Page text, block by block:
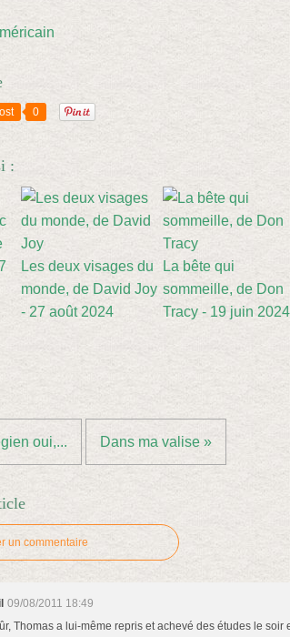
0
:
Les deux visages du
monde, de David Joy
- 27 août 2024
La bête qui
sommeille, de Don
Tracy - 19 juin 2024
oui,... Dans ma valise »
un commentaire
09/08/2011 18:49
Thomas a lui-même repris et achevé des études le soir